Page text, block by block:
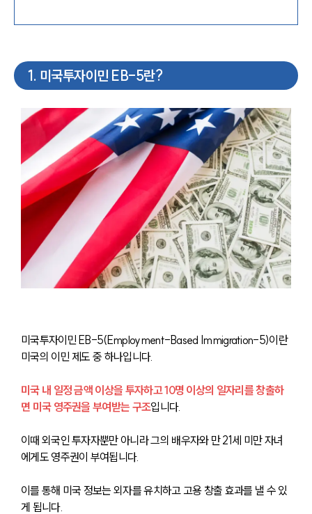
1. 미국투자이민 EB-5란?
미국투자이민 EB-5(Employment-Based Immigration-5)이란
미국의 이민 제도 중 하나입니다.
미국 내 일정 금액 이상을 투자하고 10명 이상의 일자리를 창출하
면 미국 영주권을 부여받는 구조입니다.
이때 외국인 투자자뿐만 아니라 그의 배우자와 만 21세 미만 자녀
에게도 영주권이 부여됩니다.
이를 통해 미국 정보는 외자를 유치하고 고용 창출 효과를 낼 수 있
게 됩니다.